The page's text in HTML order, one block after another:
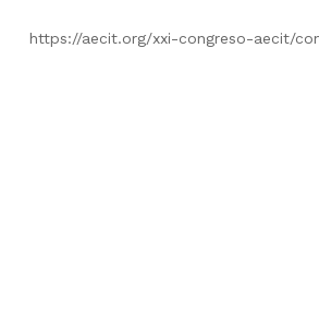
https://aecit.org/xxi-congreso-aecit/